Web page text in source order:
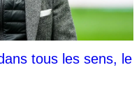
tous les sens, le